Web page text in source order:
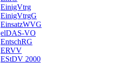
EinigVtrg
EinigVtrgG
EinsatzWVG
elDAS-VO
EntschRG
ERVV
EStDV 2000